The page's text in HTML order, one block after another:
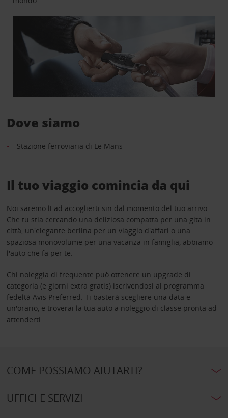
Dove siamo
Stazione ferroviaria di Le Mans
Il tuo viaggio comincia da qui
Noi saremo lì ad accoglierti sin dal momento del tuo arrivo.
Che tu stia cercando una deliziosa compatta per una gita in
città, un'elegante berlina per un viaggio d'affari o una
spaziosa monovolume per una vacanza in famiglia, abbiamo
l'auto che fa per te.
Chi noleggia di frequente può ottenere un upgrade di
categoria (e giorni extra gratis) iscrivendosi al programma
fedeltà Avis Preferred. Ti basterà scegliere una data e
un'orario, e troverai la tua auto a noleggio di classe pronta ad
attenderti.
COME POSSIAMO AIUTARTI?
UFFICI E SERVIZI